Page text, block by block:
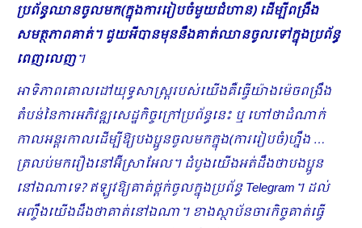
ប្រព័ន្ធឈានចូលមក(ក្នុងការរៀបចំមួយជំហាន) ដើម្បីពង្រឹង
សមត្ថភាពគាត់។ ជួយអីបានមុននឹងគាត់ឈានចូលទៅក្នុងប្រព័ន្ធ
ពេញលេញ។
អាទិភាពគោលដៅយុទ្ធសាស្ត្ររបស់យើងគឺធ្វើយ៉ាងម៉េចពង្រឹង
តំបន់នៃការអភិវឌ្ឍសេដ្ឋកិច្ចក្រៅប្រព័ន្ធនេះ ឬ ហៅថាដំណាក់
កាលអន្តរកាលដើម្បីឱ្យបងប្អូនចូលមកក្នុង(ការរៀបចំ)ហ្នឹង …
ត្រលប់មករឿងនៅអ៊ីស្រាអែល។ ដំបូងយើងអត់ដឹងថាបងប្អូន
នៅឯណាទេ? ឥឡូវឱ្យគាត់ថ្ពក់ចូលក្នុងប្រព័ន្ធTelegram។ ដល់
អញ្ចឹងយើងដឹងថាគាត់នៅឯណា។ ខាងស្ថាប័នចារកិច្ចគាត់ធ្វើ